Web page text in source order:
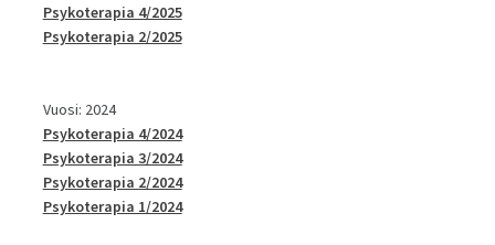
Psykoterapia 4/2025
Psykoterapia 2/2025
Vuosi: 2024
Psykoterapia 4/2024
Psykoterapia 3/2024
Psykoterapia 2/2024
Psykoterapia 1/2024